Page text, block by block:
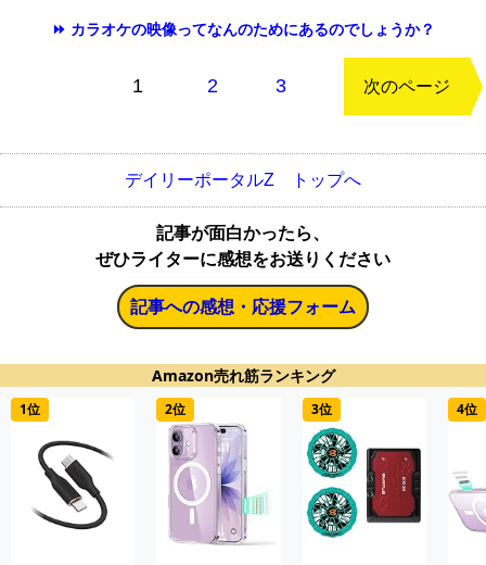
⏩ カラオケの映像ってなんのためにあるのでしょうか？
1 2 3 次のページ
デイリーポータルZ トップへ
記事が面白かったら、
ぜひライターに感想をお送りください
記事への感想・応援フォーム
Amazon売れ筋ランキング
1位 2位 3位 4位